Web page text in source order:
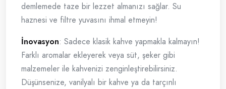
demlemede taze bir lezzet almanızı sağlar. Su
haznesi ve filtre yuvasını ihmal etmeyin!
İnovasyon: Sadece klasik kahve yapmakla kalmayın!
Farklı aromalar ekleyerek veya süt, şeker gibi
malzemeler ile kahvenizi zenginleştirebilirsiniz.
Düşünsenize, vanilyalı bir kahve ya da tarçınlı